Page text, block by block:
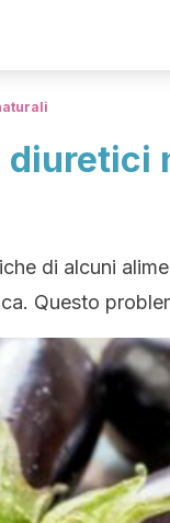
diuretici
di alcuni
Questo